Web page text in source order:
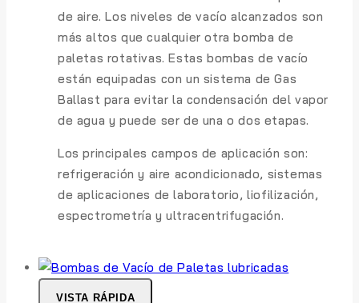
de aire. Los niveles de vacío alcanzados son
más altos que cualquier otra bomba de
paletas rotativas. Estas bombas de vacío
están equipadas con un sistema de Gas
Ballast para evitar la condensación del vapor
de agua y puede ser de una o dos etapas.
Los principales campos de aplicación son:
refrigeración y aire acondicionado, sistemas
de aplicaciones de laboratorio, liofilización,
espectrometría y ultracentrifugación.
VISTA RÁPIDA